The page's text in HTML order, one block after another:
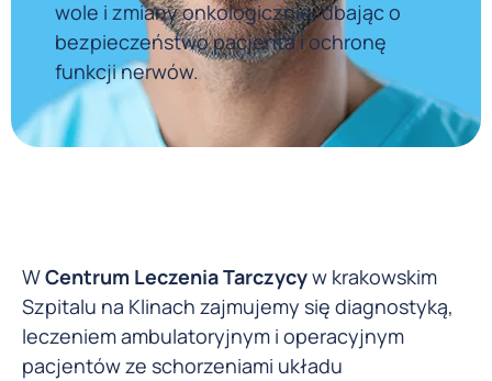
wole i zmiany onkologicznie, dbając o
bezpieczeństwo pacjenta i ochronę
funkcji nerwów.
WCentrum Leczenia Tarczycyw krakowskim
Szpitalu na Klinach zajmujemy się diagnostyką,
leczeniem ambulatoryjnym i operacyjnym
pacjentów ze schorzeniami układu